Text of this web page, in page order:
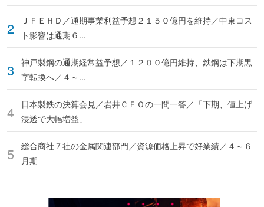
ＪＦＥＨＤ／通期事業利益予想２１５０億円を維持／中東コス
ト影響は通期６...
神戸製鋼の通期経常益予想／１２００億円維持、鉄鋼は下期黒
字転換へ／４～...
日本製鉄の決算会見／岩井ＣＦＯの一問一答／「下期、値上げ
浸透で大幅増益」
総合商社７社の金属関連部門／資源価格上昇で好業績／４～６
月期